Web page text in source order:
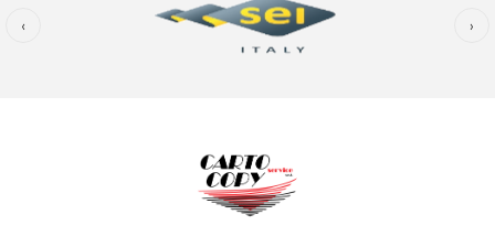
‹ ›